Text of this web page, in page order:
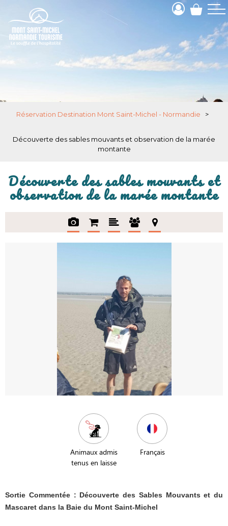
Réservation Destination Mont Saint-Michel - Normandie >
Découverte des sables mouvants et observation de la marée
montante
Découverte des sables mouvants et
observation de la marée montante
Animaux admis
tenus en laisse
Français
Sortie Commentée : Découverte des Sables Mouvants et du
Mascaret dans la Baie du Mont Saint-Michel